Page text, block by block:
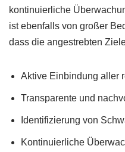
kontinuierliche
ist ebenfalls von großer
dass die angestrebten
Aktive Einbindung aller
Transparente und
Identifizierung von
Kontinuierliche